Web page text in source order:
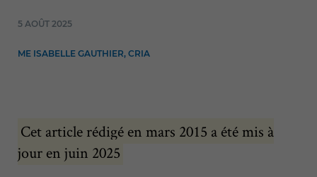
5 AOÛT 2025
ME ISABELLE GAUTHIER, CRIA
Cet article rédigé en mars 2015 a été mis à
jour en juin 2025